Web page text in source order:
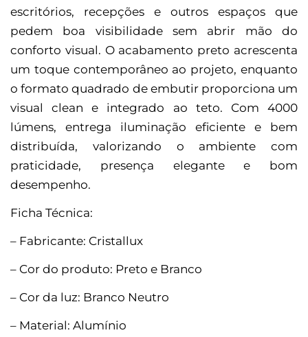
escritórios, recepções e outros espaços que
pedem boa visibilidade sem abrir mão do
conforto visual. O acabamento preto acrescenta
um toque contemporâneo ao projeto, enquanto
o formato quadrado de embutir proporciona um
visual clean e integrado ao teto. Com 4000
lúmens, entrega iluminação eficiente e bem
distribuída, valorizando o ambiente com
praticidade, presença elegante e bom
desempenho.
Ficha Técnica:
– Fabricante: Cristallux
– Cor do produto: Preto e Branco
– Cor da luz: Branco Neutro
– Material: Alumínio